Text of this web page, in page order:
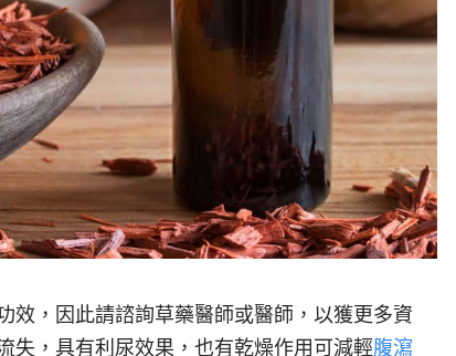
效，因此請諮詢草藥醫師或醫師，以獲更多資
失，具有利尿效果，也有乾燥作用可減輕腹瀉